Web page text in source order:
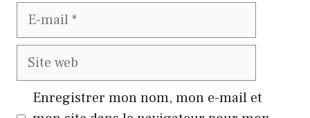
E-
mail
Site
web
Enregistrer mon nom, mon e-mail et